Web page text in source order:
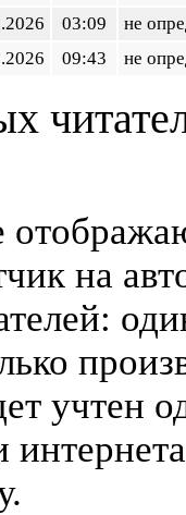
03:09
не
09:43 не
на
учтен